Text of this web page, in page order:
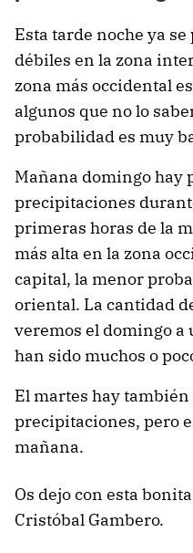
Esta tarde noche ya
débiles en la zona
zona más occidental
algunos que no lo
probabilidad es muy
Mañana domingo hay
precipitaciones
primeras horas de la
más alta en la zona
capital, la menor
oriental. La cantidad
veremos el domingo a
han sido muchos o
El martes hay
precipitaciones, pero
mañana.
Os dejo con esta
Cristóbal Gambero.